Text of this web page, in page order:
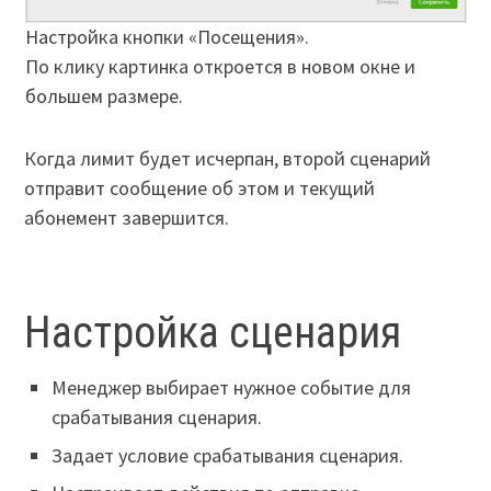
Настройка кнопки «Посещения».
По клику картинка откроется в новом окне и
большем размере.
Когда лимит будет исчерпан, второй сценарий
отправит сообщение об этом и текущий
абонемент завершится.
Настройка сценария
Менеджер выбирает нужное событие для
срабатывания сценария.
Задает условие срабатывания сценария.